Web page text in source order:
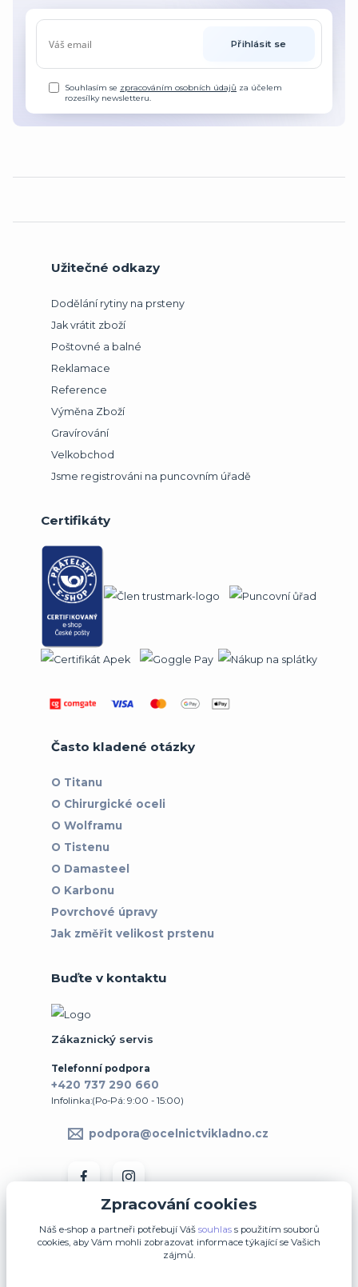
Přihlásit se
Souhlasím se zpracováním osobních údajů za účelem
rozesílky newsletteru.
Užitečné odkazy
Dodělání rytiny na prsteny
Jak vrátit zboží
Poštovné a balné
Reklamace
Reference
Výměna Zboží
Gravírování
Velkobchod
Jsme registrováni na puncovním úřadě
Certifikáty
Často kladené otázky
O Titanu
O Chirurgické oceli
O Wolframu
O Tistenu
O Damasteel
O Karbonu
Povrchové úpravy
Jak změřit velikost prstenu
Buďte v kontaktu
Zákaznický servis
Telefonní podpora
+420 737 290 660
Infolinka:(Po-Pá: 9:00 - 15:00)
podpora@ocelnictvikladno.cz
Zpracování cookies
Náš e-shop a partneři potřebují Váš souhlass použitím souborů
cookies, aby Vám mohli zobrazovat informace týkající se Vašich
zájmů.